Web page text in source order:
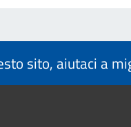
sito, aiutaci a